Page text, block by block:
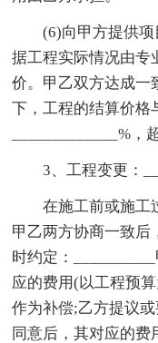
(6)向甲方提供项
据工程实际情况由专
价。甲乙双方达成一
下，工程的结算价格
_____________%，
3、工程变更：
在施工前或施工过
甲乙两方协商一致后
时约定：
应的费用(以工程预
作为补偿;乙方提议
同意后，其对应的费